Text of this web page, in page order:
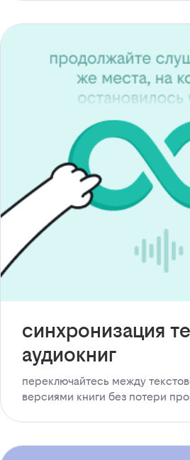
синхронизация
аудиокниг
переключайтесь между
версиями книги без потери